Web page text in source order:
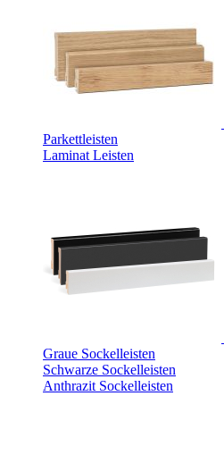
Parkettleisten
Laminat Leisten
Graue Sockelleisten
Schwarze Sockelleisten
Anthrazit Sockelleisten